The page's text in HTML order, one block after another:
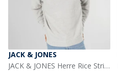
JACK & JONES
JACK & JONES Herre Rice Strikket Jumper Lys Grå